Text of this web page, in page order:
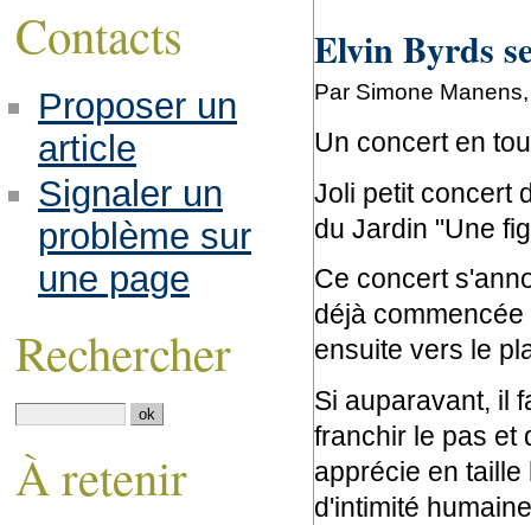
Elvin Byrds
Par Simone
Un concert en
Joli petit concert
du Jardin "Une
Ce concert
déjà
ensuite vers le
Si auparavant, il
franchir le pas et
apprécie en
d'intimité
Contacts
Proposer un
article
Signaler un
problème sur
une page
Rechercher
À retenir